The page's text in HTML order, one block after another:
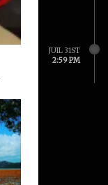
JUIL 31ST
2:59 PM